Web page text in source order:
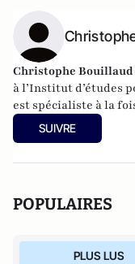
Christophe Bouillaud
à l’Institut d’études
est spécialiste à la
vie politique
partis.
SUIVRE
POPULAIRES
PLUS LUS